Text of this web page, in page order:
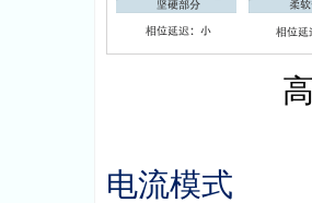
高分
电流模式